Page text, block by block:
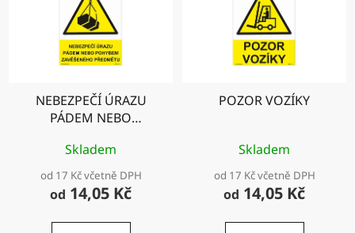
NEBEZPEČÍ ÚRAZU
PÁDEM NEBO
ZAVĚŠENÉHO
PŘEDMĚTU
Skladem
od 17 Kč včetně DPH
od 14,05 Kč
POZOR VOZÍKY
Skladem
od 17 Kč včetně DPH
od 14,05 Kč